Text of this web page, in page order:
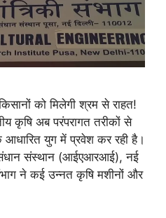
को मिलेगी श्रम से राहत!
कृषि अब परंपरागत तरीकों से
युग में प्रवेश कर रही है।
संस्थान (आईएआरआई), नई
ने कई उन्नत कृषि मशीनों और